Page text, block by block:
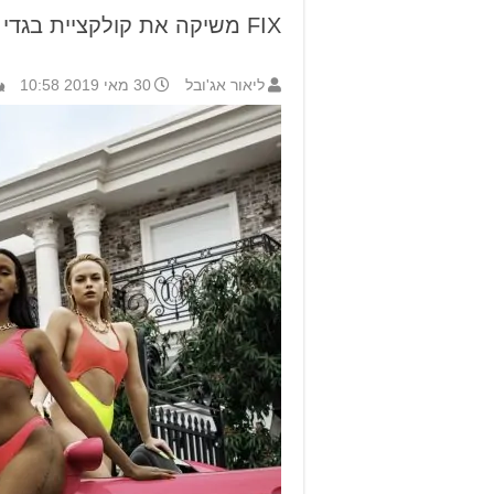
FIX משיקה את קולקציית בגדי הים לעונת אביב קיץ 2019
ליאור אג'ובל 30 מאי 2019 10:58